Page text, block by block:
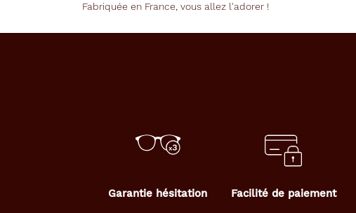
Fabriquée en France, vous allez l'adorer !
Garantie hésitation Facilité de paiement